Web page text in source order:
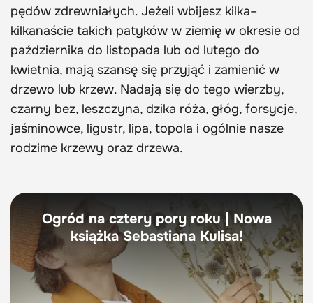
pędów zdrewniałych. Jeżeli wbijesz kilka–
kilkanaście takich patyków w ziemię w okresie od
października do listopada lub od lutego do
kwietnia, mają szansę się przyjąć i zamienić w
drzewo lub krzew. Nadają się do tego wierzby,
czarny bez, leszczyna, dzika róża, głóg, forsycje,
jaśminowce, ligustr, lipa, topola i ogólnie nasze
rodzime krzewy oraz drzewa.
Ogród na cztery pory roku | Nowa
książka Sebastiana Kulisa!